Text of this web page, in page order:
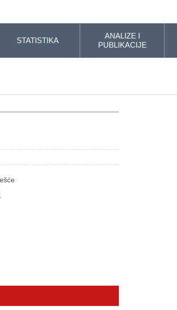
STATISTIKA
ANALIZE I
PUBLIKACIJE